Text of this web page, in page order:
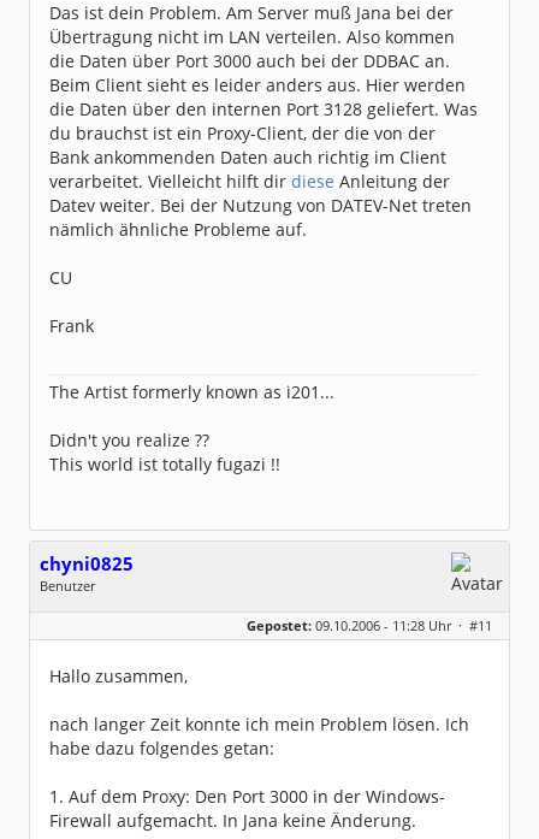
Das ist dein Problem. Am Server muß Jana bei der
Übertragung nicht im LAN verteilen. Also kommen
die Daten über Port 3000 auch bei der DDBAC an.
Beim Client sieht es leider anders aus. Hier werden
die Daten über den internen Port 3128 geliefert. Was
du brauchst ist ein Proxy-Client, der die von der
Bank ankommenden Daten auch richtig im Client
verarbeitet. Vielleicht hilft dir diese Anleitung der
Datev weiter. Bei der Nutzung von DATEV-Net treten
nämlich ähnliche Probleme auf.
CU
Frank
The Artist formerly known as i201...
Didn't you realize ??
This world ist totally fugazi !!
chyni0825
Benutzer
Geschlecht:
keine Angabe
Schlackohrhausen
Beiträge:
5
Gepostet: 09.10.2006 - 11:28 Uhr · #11
Hallo zusammen,
nach langer Zeit konnte ich mein Problem lösen. Ich
habe dazu folgendes getan:
1. Auf dem Proxy: Den Port 3000 in der Windows-
Firewall aufgemacht. In Jana keine Änderung.